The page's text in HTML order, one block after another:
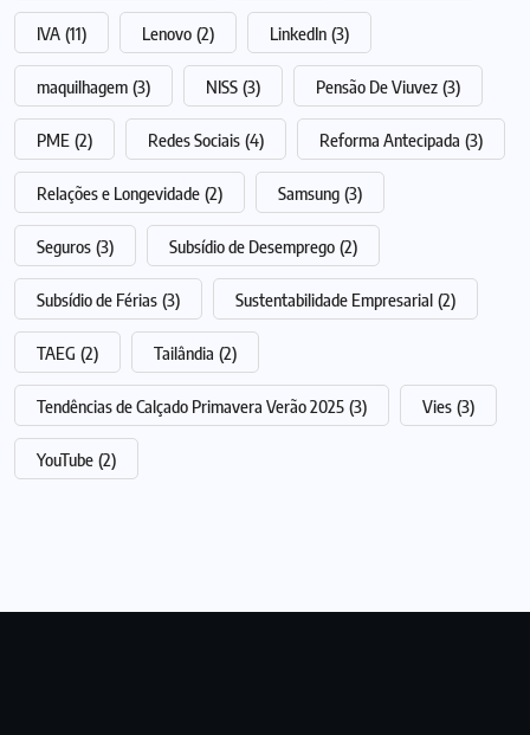
IVA (11) Lenovo (2) LinkedIn (3)
maquilhagem (3) NISS (3) Pensão De Viuvez (3)
PME (2) Redes Sociais (4) Reforma Antecipada (3)
Relações e Longevidade (2) Samsung (3)
Seguros (3) Subsídio de Desemprego (2)
Subsídio de Férias (3) Sustentabilidade Empresarial (2)
TAEG (2) Tailândia (2)
Tendências de Calçado Primavera Verão 2025 (3) Vies (3)
YouTube (2)